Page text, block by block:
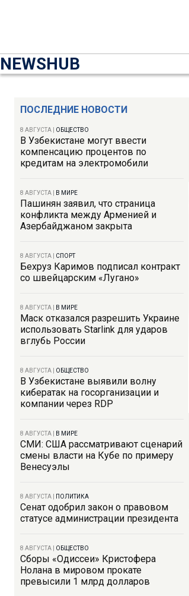
NEWSHUB
ПОСЛЕДНИЕ НОВОСТИ
8 АВГУСТА ОБЩЕСТВО
В Узбекистане могут ввести
компенсацию процентов по
кредитам на электромобили
8 АВГУСТА В МИРЕ
Пашинян заявил, что страница
конфликта между Арменией и
Азербайджаном закрыта
8 АВГУСТА СПОРТ
Бехруз Каримов подписал контракт
со швейцарским «Лугано»
8 АВГУСТА В МИРЕ
Маск отказался разрешить Украине
использовать Starlink для ударов
вглубь России
8 АВГУСТА ОБЩЕСТВО
В Узбекистане выявили волну
кибератак на госорганизации и
компании через RDP
8 АВГУСТА В МИРЕ
СМИ: США рассматривают сценарий
смены власти на Кубе по примеру
Венесуэлы
8 АВГУСТА ПОЛИТИКА
Сенат одобрил закон о правовом
статусе администрации президента
8 АВГУСТА ОБЩЕСТВО
Сборы «Одиссеи» Кристофера
Нолана в мировом прокате
превысили 1 млрд долларов